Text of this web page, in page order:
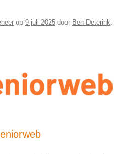
op 9 juli 2025 door Ben Deterink